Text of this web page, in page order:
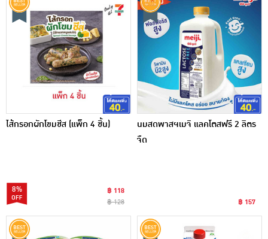
ไส้กรอกผักโขมชีส (แพ็ก 4 ชิ้น)
8%
฿ 118
฿ 128
นมสดพาสฯเมจิ แลคโตสฟรี 2 ลิตร
จืด
฿ 157